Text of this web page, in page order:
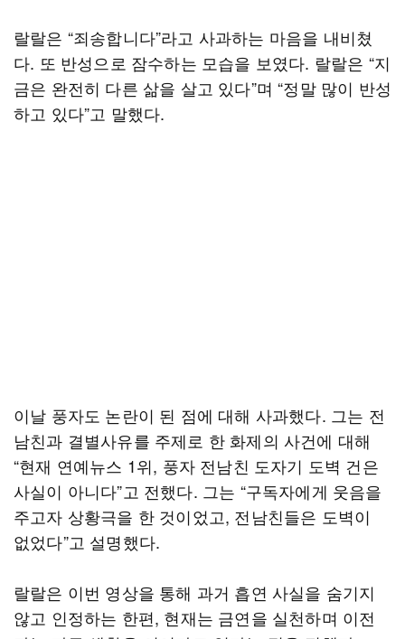
랄랄은 “죄송합니다”라고 사과하는 마음을 내비쳤
다. 또 반성으로 잠수하는 모습을 보였다. 랄랄은 “지
금은 완전히 다른 삶을 살고 있다”며 “정말 많이 반성
하고 있다”고 말했다.
이날 풍자도 논란이 된 점에 대해 사과했다. 그는 전
남친과 결별사유를 주제로 한 화제의 사건에 대해
“현재 연예뉴스 1위, 풍자 전남친 도자기 도벽 건은
사실이 아니다”고 전했다. 그는 “구독자에게 웃음을
주고자 상황극을 한 것이었고, 전남친들은 도벽이
없었다”고 설명했다.
랄랄은 이번 영상을 통해 과거 흡연 사실을 숨기지
않고 인정하는 한편, 현재는 금연을 실천하며 이전